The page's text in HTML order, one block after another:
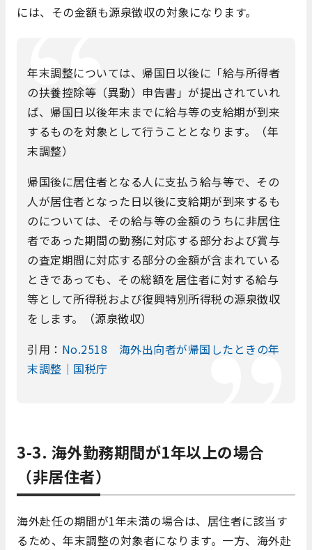
には、その金額も源泉徴収の対象になります。
年末調整については、帰国日以後に「給与所得者
の扶養控除等（異動）申告書」が提出されていれ
ば、帰国日以後年末までに給与等の支給期が到来
するものを対象として行うこととなります。（年
末調整）
帰国後に居住者となる人に支払う給与等で、その
人が居住者となった日以後に支給期が到来するも
のについては、その給与等の金額のうちに非居住
者であった期間の勤務に対応する部分および賞与
の査定期間に対応する部分の金額が含まれている
ときであっても、その総額を居住者に対する給与
等として所得税および復興特別所得税の源泉徴収
をします。（源泉徴収）
引用： No.2518 海外出向者が帰国したときの年
末調整｜国税庁
3-3. 海外勤務期間が1年以上の場合
（非居住者）
海外赴任の期間が1年未満の場合は、居住者に該当す
るため、年末調整の対象者になります。一方、海外赴